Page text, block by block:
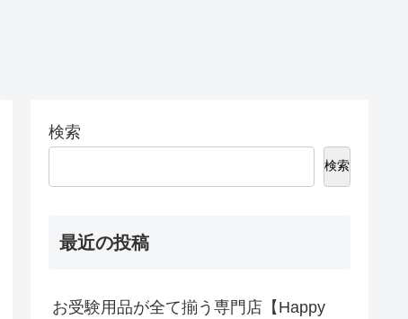
検索
検索
最近の投稿
お受験用品が全て揃う専門店【Happy